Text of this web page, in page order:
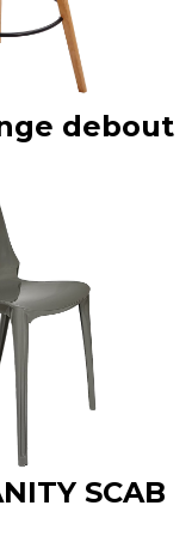
debout
SCAB